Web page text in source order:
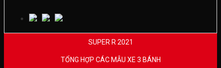
SUPER R 2021
TỔNG HỢP CÁC MẪU XE 3 BÁNH